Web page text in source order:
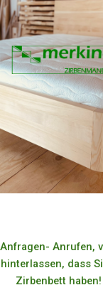
Anrufen,
dass
Zirbenbett haben!